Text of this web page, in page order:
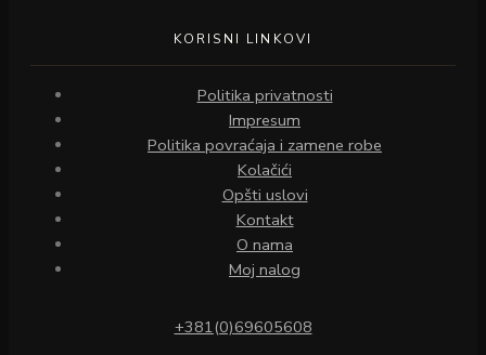
KORISNI LINKOVI
Politika privatnosti
Impresum
Politika povraćaja i zamene robe
Kolačići
Opšti uslovi
Kontakt
O nama
Moj nalog
+381(0)69605608